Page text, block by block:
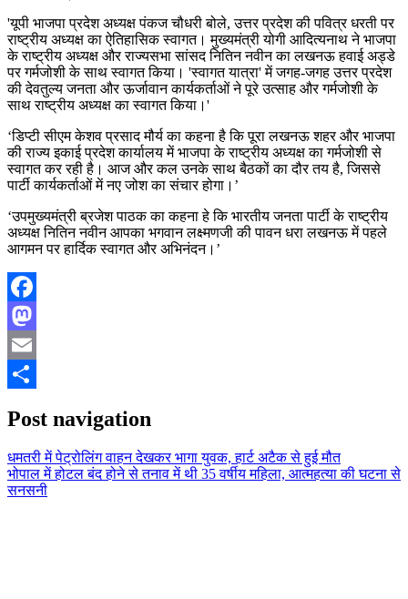
'यूपी भाजपा प्रदेश अध्यक्ष पंकज चौधरी बोले, उत्तर प्रदेश की पवित्र धरती पर
राष्ट्रीय अध्यक्ष का ऐतिहासिक स्वागत। मुख्यमंत्री योगी आदित्यनाथ ने भाजपा
के राष्ट्रीय अध्यक्ष और राज्यसभा सांसद नितिन नवीन का लखनऊ हवाई अड्डे
पर गर्मजोशी के साथ स्वागत किया। 'स्वागत यात्रा' में जगह-जगह उत्तर प्रदेश
की देवतुल्य जनता और ऊर्जावान कार्यकर्ताओं ने पूरे उत्साह और गर्मजोशी के
साथ राष्ट्रीय अध्यक्ष का स्वागत किया।'
‘डिप्टी सीएम केशव प्रसाद मौर्य का कहना है कि पूरा लखनऊ शहर और भाजपा
की राज्य इकाई प्रदेश कार्यालय में भाजपा के राष्ट्रीय अध्यक्ष का गर्मजोशी से
स्वागत कर रही है। आज और कल उनके साथ बैठकों का दौर तय है, जिससे
पार्टी कार्यकर्ताओं में नए जोश का संचार होगा।’
‘उपमुख्यमंत्री ब्रजेश पाठक का कहना हे कि भारतीय जनता पार्टी के राष्ट्रीय
अध्यक्ष नितिन नवीन आपका भगवान लक्ष्मणजी की पावन धरा लखनऊ में पहले
आगमन पर हार्दिक स्वागत और अभिनंदन।’
Facebook
Mastodon
Email
Post navigation
धमतरी में पेट्रोलिंग वाहन देखकर भागा युवक, हार्ट अटैक से हुई मौत
भोपाल में होटल बंद होने से तनाव में थी 35 वर्षीय महिला, आत्महत्या की घटना से
सनसनी